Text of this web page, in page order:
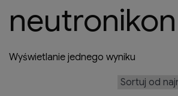
neutronikon
Wyświetlanie jednego wyniku